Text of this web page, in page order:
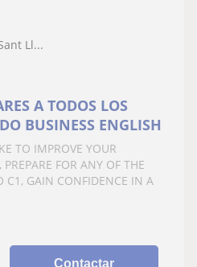
Ll...
A TODOS LOS
BUSINESS ENGLISH
TO IMPROVE YOUR
FOR ANY OF THE
C1, GAIN CONFIDENCE IN A
Contactar